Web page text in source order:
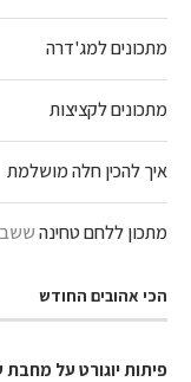
מתכונים למג'דרה
מתכונים לקציצות
איך להכין חלה מושלמת
מתכון ללחם טחינה
הכי אהובים החודש
פיתות יוגורט על